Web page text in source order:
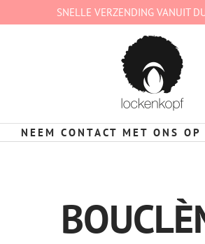
SNELLE VERZENDING VANUIT
lockenkopf
Deutschland
NEEM CONTACT MET ONS OP